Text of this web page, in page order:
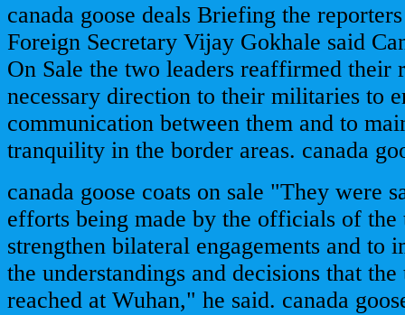
canada goose deals Briefing the
Foreign Secretary Vijay Gokhale said
On Sale the two leaders reaffirmed their
necessary direction to their militaries to
communication between them and to
tranquility in the border areas. canada
canada goose coats on sale "They were
efforts being made by the officials of the
strengthen bilateral engagements and to
the understandings and decisions that
reached at Wuhan," he said. canada